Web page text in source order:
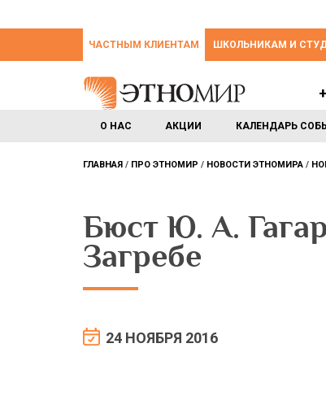
ЧАСТНЫМ КЛИЕНТАМ ШКОЛЬНИКАМ И
О НАС АКЦИИ КАЛЕНДАРЬ
ГЛАВНАЯ ПРО ЭТНОМИР НОВОСТИ ЭТНОМИРА
Бюст Ю. А.
Загребе
24 НОЯБРЯ 2016